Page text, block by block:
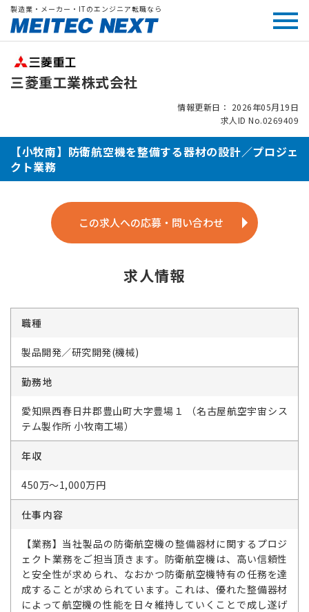
製造業・メーカー・ITのエンジニア転職なら
三菱重工業株式会社
情報更新日： 2026年05月19日
求人ID No.0269409
【小牧南】防衛航空機を整備する器材の設計／プロジェ
クト業務
この求人への応募・問い合わせ
求人情報
職種
製品開発／研究開発(機械)
勤務地
愛知県西春日井郡豊山町大字豊場１ （名古屋航空宇宙シス
テム製作所 小牧南工場）
年収
450万～1,000万円
仕事内容
【業務】当社製品の防衛航空機の整備器材に関するプロジ
ェクト業務をご担当頂きます。防衛航空機は、高い信頼性
と安全性が求められ、なおかつ防衛航空機特有の任務を達
成することが求められています。これは、優れた整備器材
によって航空機の性能を日々維持していくことで成し遂げ